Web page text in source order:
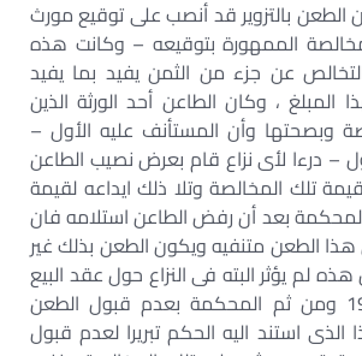
بالتزوير قد أنصب على توقيع مورث
الممهورة بتوقيعه – وكانت هذه
عن جزء من الثمن يفيد بما يفيد
المبلغ ، وكان الطاعن أحد الورثة الذين
وبصحتها وأن المستأنف عليه الأول –
– درءا لأى نزاع قام بعرض نصيب الطاعن
تلك المخالصة وتلا ذلك ايداعه لقيمة
المحكمة بعد أن رفض الطاعن استلامه فان
الطعن متنفيه ويكون الطعن بذلك غير
هذه لم يؤثر البته فى النزاع حول عقد البيع
المؤرخ 1964/10/21 ومن ثم المحكمة بعدم قبول الطعن
الذى استند اليه الحكم تبريرا لعدم قبول